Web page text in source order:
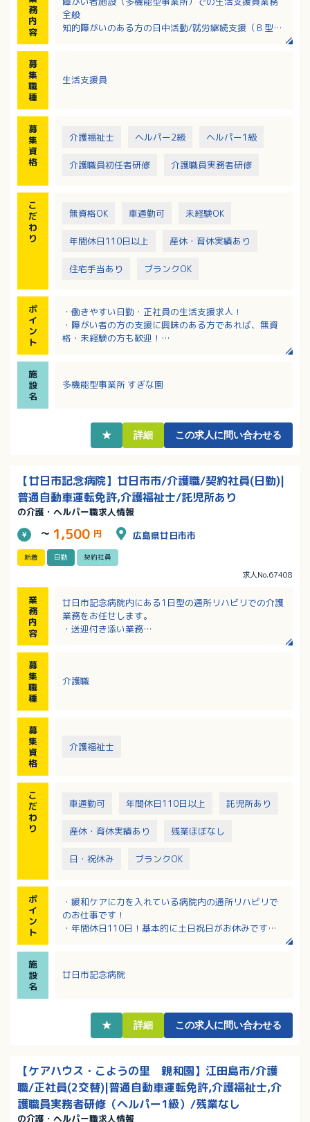
務
内
容
全般
知的障がいのある方の日中活動/就労継続支援（Ｂ型）
・送迎（エリア：松山市内）
募
集
職
種
生活支援員
募
集
資
格
介護福祉士 ヘルパー2級 ヘルパー1級
介護職員初任者研修 介護職員実務者研修
こ
だ
わ
り
無資格OK 車通勤可 未経験OK
年間休日110日以上 産休・育休実績あり
住宅手当あり ブランクOK
ポ
イ
ン
ト
・働きやすい日勤・正社員の生活支援求人！
・障がい者の方の支援に興味のある方であれば、無資
格・未経験の方も歓迎！
などもあり安心！
施
設
名
多機能型事業所 すぎな園
★ 詳細 この求人に問い合わせる
【廿日市記念病院】廿日市市/介護職/契約社員(日勤)|
普通自動車運転免許,介護福祉士/託児所あり
の介護・ヘルパー職求人情報
～ 1,500 円 広島県廿日市市
新着 日勤 契約社員
求人No.67408
業
務
内
容
廿日市記念病院内にある1日型の通所リハビリでの介護
業務をお任せします。
・送迎付き添い業務
※1日平均利用者数：約30名
募
集
職
種
介護職
募
集
資
格
介護福祉士
こ
だ
わ
り
車通勤可 年間休日110日以上 託児所あり
産休・育休実績あり 残業ほぼなし
日・祝休み ブランクOK
ポ
イ
ン
ト
・緩和ケアに力を入れている病院内の通所リハビリで
のお仕事です！
・年間休日110日！基本的に土日祝日がお休みです
・単身寮完備！
施
設
名
廿日市記念病院
★ 詳細 この求人に問い合わせる
【ケアハウス・こようの里 親和園】江田島市/介護
職/正社員(2交替)|普通自動車運転免許,介護福祉士,介
護職員実務者研修（ヘルパー1級）/残業なし
の介護・ヘルパー職求人情報